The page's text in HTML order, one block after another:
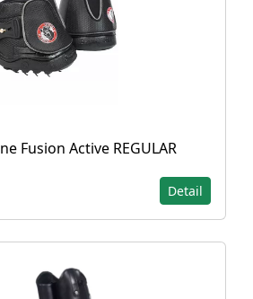
Fusion Active REGULAR
Detail